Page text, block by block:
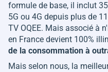
formule de base, il inclut
5G ou 4G depuis plus de
TV OQEE. Mais associé à
en France devient 100%
de la consommation à
Mais selon nous, la